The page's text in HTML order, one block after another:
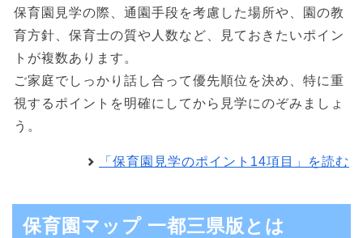
保育園見学の際、通園手段を考慮した場所や、園の教
育方針、保育士の質や人数など、見ておきたいポイン
トが複数あります。
ご家庭でしっかり話し合って優先順位を決め、特に重
視するポイントを明確にしてから見学にのぞみましょ
う。
「保育園見学のポイント14項目」を読む
保育園マップ 一都三県版とは